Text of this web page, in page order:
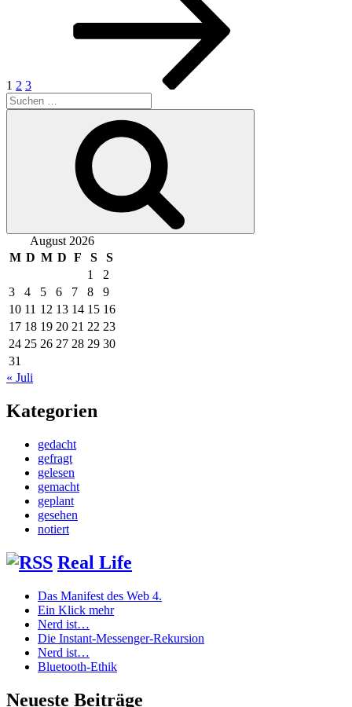
Beiträge
1 2 3
Suchen
nach:
August 2026
M D M D F S
S
1
2
3
4 5 6 7 8
9
10 11 12 13 14 15 16
17 18 19 20 21 22 23
24 25 26 27 28 29 30
31
« Juli
Kategorien
gedacht
gefragt
gelesen
gemacht
geplant
gesehen
notiert
Real Life
Das Manifest des Web 4.
Ein Klick mehr
Nerd ist…
Die Instant-Messenger-Rekursion
Nerd ist…
Bluetooth-Ethik
Neueste Beiträge